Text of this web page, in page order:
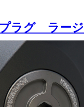
ラグ ラージ